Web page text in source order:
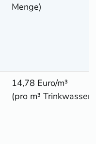
Menge)
14,78 Euro/m³
(pro m³ Trinkwasser)